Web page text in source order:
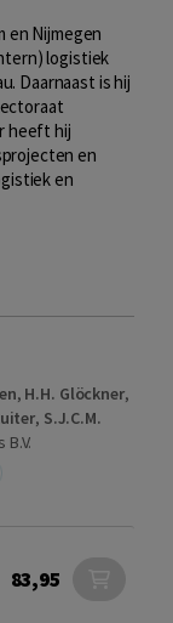
en Nijmegen
logistiek
Daarnaast is hij
heeft hij
en
en
, H.H. Glöckner,
, S.J.C.M.
83,95